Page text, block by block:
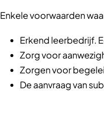
Enkele voorwaarden
Erkend leerbedrijf.
Zorg voor
Zorgen voor
De aanvraag van